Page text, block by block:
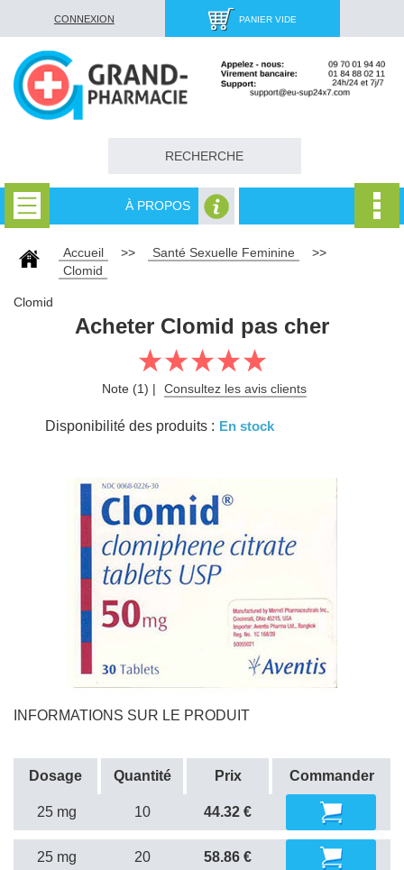
CONNEXION PANIER VIDE
À PROPOS
Accueil >> Santé Sexuelle Feminine
>>
Clomid
Clomid
Acheter Clomid pas cher
Note (1) | Consultez les avis clients
Disponibilité des produits : En stock
INFORMATIONS SUR LE PRODUIT
Dosage Quantité Prix Commander
25 mg 10 44.32 €
25 mg 20 58.86 €